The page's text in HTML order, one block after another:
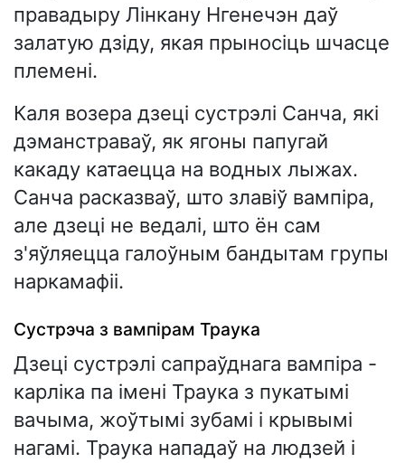
правадыру Лінкану Нгенечэн даў
залатую дзіду, якая прыносіць шчасце
племені.
Каля возера дзеці сустрэлі Санча, які
дэманстраваў, як ягоны папугай
какаду катаецца на водных лыжах.
Санча расказваў, што злавіў вампіра,
але дзеці не ведалі, што ён сам
з'яўляецца галоўным бандытам групы
наркамафіі.
Сустрэча з вампірам Траука
Дзеці сустрэлі сапраўднага вампіра -
карліка па імені Траука з пукатымі
вачыма, жоўтымі зубамі і крывымі
нагамі. Траука нападаў на людзей і